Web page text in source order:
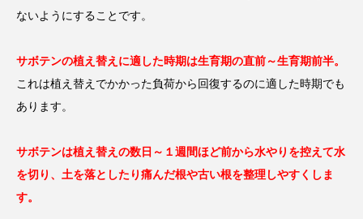
ないようにすることです。
サボテンの植え替えに適した時期は生育期の直前～生育期前半。
これは植え替えでかかった負荷から回復するのに適した時期でも
あります。
サボテンは植え替えの数日～１週間ほど前から水やりを控えて水
を切り、土を落としたり痛んだ根や古い根を整理しやすくしま
す。